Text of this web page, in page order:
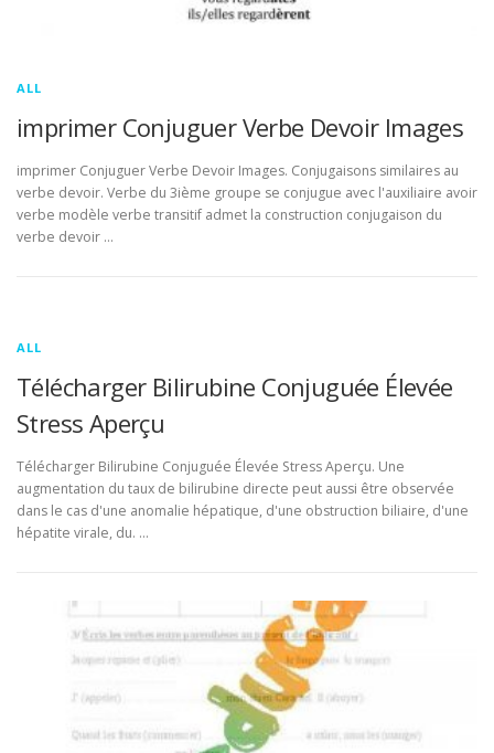
ALL
imprimer Conjuguer Verbe Devoir Images
imprimer Conjuguer Verbe Devoir Images. Conjugaisons similaires au
verbe devoir. Verbe du 3ième groupe se conjugue avec l'auxiliaire avoir
verbe modèle verbe transitif admet la construction conjugaison du
verbe devoir …
ALL
Télécharger Bilirubine Conjuguée Élevée
Stress Aperçu
Télécharger Bilirubine Conjuguée Élevée Stress Aperçu. Une
augmentation du taux de bilirubine directe peut aussi être observée
dans le cas d'une anomalie hépatique, d'une obstruction biliaire, d'une
hépatite virale, du. …